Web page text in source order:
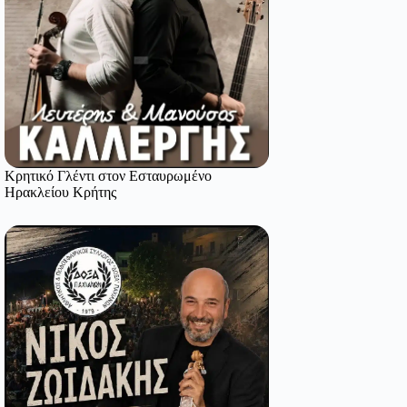
Κρητικό Γλέντι στον Εσταυρωμένο
Ηρακλείου Κρήτης